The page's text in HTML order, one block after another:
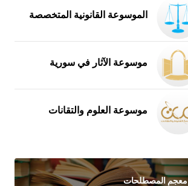
الموسوعة القانونية المتخصصة
موسوعة الآثار في سورية
موسوعة العلوم والتقانات
معجم المصطلحات